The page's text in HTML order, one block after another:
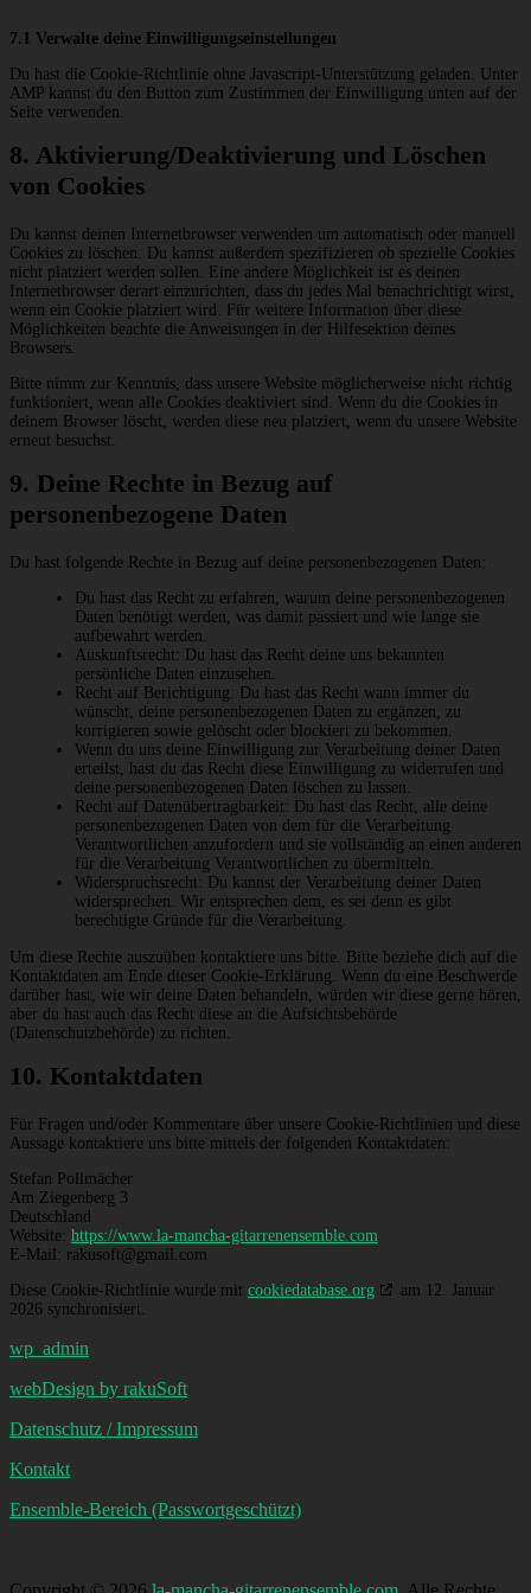
7.1 Verwalte deine Einwilligungseinstellungen
Du hast die Cookie-Richtlinie ohne Javascript-Unterstützung geladen. Unter
AMP kannst du den Button zum Zustimmen der Einwilligung unten auf der
Seite verwenden.
8. Aktivierung/Deaktivierung und Löschen
von Cookies
Du kannst deinen Internetbrowser verwenden um automatisch oder manuell
Cookies zu löschen. Du kannst außerdem spezifizieren ob spezielle Cookies
nicht platziert werden sollen. Eine andere Möglichkeit ist es deinen
Internetbrowser derart einzurichten, dass du jedes Mal benachrichtigt wirst,
wenn ein Cookie platziert wird. Für weitere Information über diese
Möglichkeiten beachte die Anweisungen in der Hilfesektion deines
Browsers.
Bitte nimm zur Kenntnis, dass unsere Website möglicherweise nicht richtig
funktioniert, wenn alle Cookies deaktiviert sind. Wenn du die Cookies in
deinem Browser löscht, werden diese neu platziert, wenn du unsere Website
erneut besuchst.
9. Deine Rechte in Bezug auf
personenbezogene Daten
Du hast folgende Rechte in Bezug auf deine personenbezogenen Daten:
Du hast das Recht zu erfahren, warum deine personenbezogenen
Daten benötigt werden, was damit passiert und wie lange sie
aufbewahrt werden.
Auskunftsrecht: Du hast das Recht deine uns bekannten
persönliche Daten einzusehen.
Recht auf Berichtigung: Du hast das Recht wann immer du
wünscht, deine personenbezogenen Daten zu ergänzen, zu
korrigieren sowie gelöscht oder blockiert zu bekommen.
Wenn du uns deine Einwilligung zur Verarbeitung deiner Daten
erteilst, hast du das Recht diese Einwilligung zu widerrufen und
deine personenbezogenen Daten löschen zu lassen.
Recht auf Datenübertragbarkeit: Du hast das Recht, alle deine
personenbezogenen Daten von dem für die Verarbeitung
Verantwortlichen anzufordern und sie vollständig an einen anderen
für die Verarbeitung Verantwortlichen zu übermitteln.
Widerspruchsrecht: Du kannst der Verarbeitung deiner Daten
widersprechen. Wir entsprechen dem, es sei denn es gibt
berechtigte Gründe für die Verarbeitung.
Um diese Rechte auszuüben kontaktiere uns bitte. Bitte beziehe dich auf die
Kontaktdaten am Ende dieser Cookie-Erklärung. Wenn du eine Beschwerde
darüber hast, wie wir deine Daten behandeln, würden wir diese gerne hören,
aber du hast auch das Recht diese an die Aufsichtsbehörde
(Datenschutzbehörde) zu richten.
10. Kontaktdaten
Für Fragen und/oder Kommentare über unsere Cookie-Richtlinien und diese
Aussage kontaktiere uns bitte mittels der folgenden Kontaktdaten:
Stefan Pollmächer
Am Ziegenberg 3
Deutschland
Website: https://www.la-mancha-gitarrenensemble.com
E-Mail: rakusoft@gmail.com
Diese Cookie-Richtlinie wurde mit cookiedatabase.org
am 12. Januar
2026 synchronisiert.
wp_admin
webDesign by rakuSoft
Datenschutz / Impressum
Kontakt
Ensemble-Bereich (Passwortgeschützt)